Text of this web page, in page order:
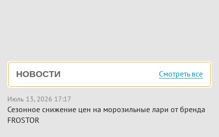
Боковая
панель
НОВОСТИ Смотреть все
Июль 13, 2026 17:17
Сезонное снижение цен на морозильные лари от бренда
FROSTOR